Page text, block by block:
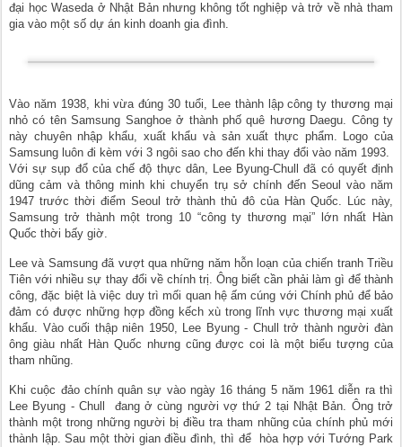
đại học Waseda ở Nhật Bản nhưng không tốt nghiệp và trở về nhà tham
gia vào một số dự án kinh doanh gia đình.
Vào năm 1938, khi vừa đúng 30 tuổi, Lee thành lập công ty thương mại
nhỏ có tên Samsung Sanghoe ở thành phố quê hương Daegu. Công ty
này chuyên nhập khẩu, xuất khẩu và sản xuất thực phẩm. Logo của
Samsung luôn đi kèm với 3 ngôi sao cho đến khi thay đổi vào năm 1993.
Với sự sụp đổ của chế độ thực dân, Lee Byung-Chull đã có quyết định
dũng cảm và thông minh khi chuyển trụ sở chính đến Seoul vào năm
1947 trước thời điểm Seoul trở thành thủ đô của Hàn Quốc. Lúc này,
Samsung trở thành một trong 10 “công ty thương mại” lớn nhất Hàn
Quốc thời bấy giờ.
Lee và Samsung đã vượt qua những năm hỗn loạn của chiến tranh Triều
Tiên với nhiều sự thay đổi về chính trị. Ông biết cần phải làm gì để thành
công, đặc biệt là việc duy trì mối quan hệ ấm cúng với Chính phủ để bảo
đảm có được những hợp đồng kếch xù trong lĩnh vực thương mại xuất
khẩu. Vào cuối thập niên 1950, Lee Byung - Chull trở thành người đàn
ông giàu nhất Hàn Quốc nhưng cũng được coi là một biểu tượng của
tham nhũng.
Khi cuộc đảo chính quân sự vào ngày 16 tháng 5 năm 1961 diễn ra thì
Lee Byung - Chull đang ở cùng người vợ thứ 2 tại Nhật Bản. Ông trở
thành một trong những người bị điều tra tham nhũng của chính phủ mới
thành lập. Sau một thời gian điều đình, thì để hòa hợp với Tướng Park